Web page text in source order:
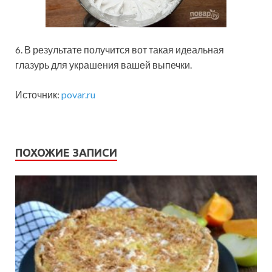
6. В результате получится вот такая идеальная
глазурь для украшения вашей выпечки.
Источник: povar.ru
ПОХОЖИЕ ЗАПИСИ